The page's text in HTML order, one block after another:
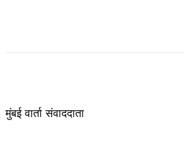
मुंबई वार्ता संवाददाता